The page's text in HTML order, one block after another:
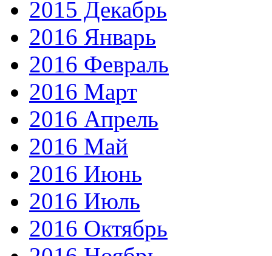
2015 Декабрь
2016 Январь
2016 Февраль
2016 Март
2016 Апрель
2016 Май
2016 Июнь
2016 Июль
2016 Октябрь